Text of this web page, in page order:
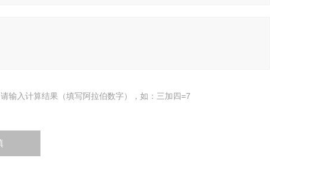
请输入计算结果（填写阿拉伯数字），如：三加四=7